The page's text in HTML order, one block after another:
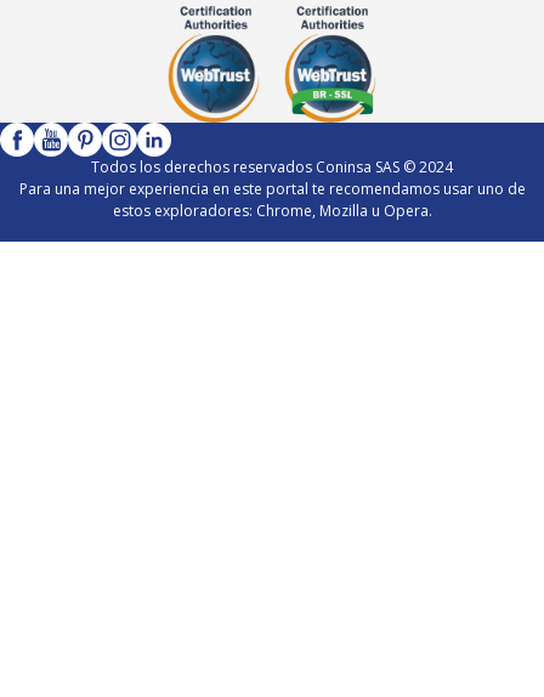
Todos los derechos reservados Coninsa SAS © 2024
Para una mejor experiencia en este portal te recomendamos usar uno de
estos exploradores: Chrome, Mozilla u Opera.